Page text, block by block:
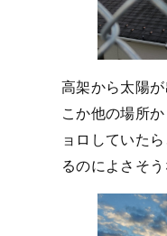
高架から太陽
こか他の場所
ョロしていた
るのによさそ